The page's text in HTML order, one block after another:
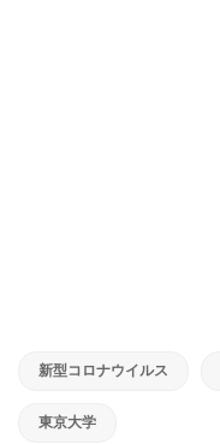
新型コロナウイルス
東京大学